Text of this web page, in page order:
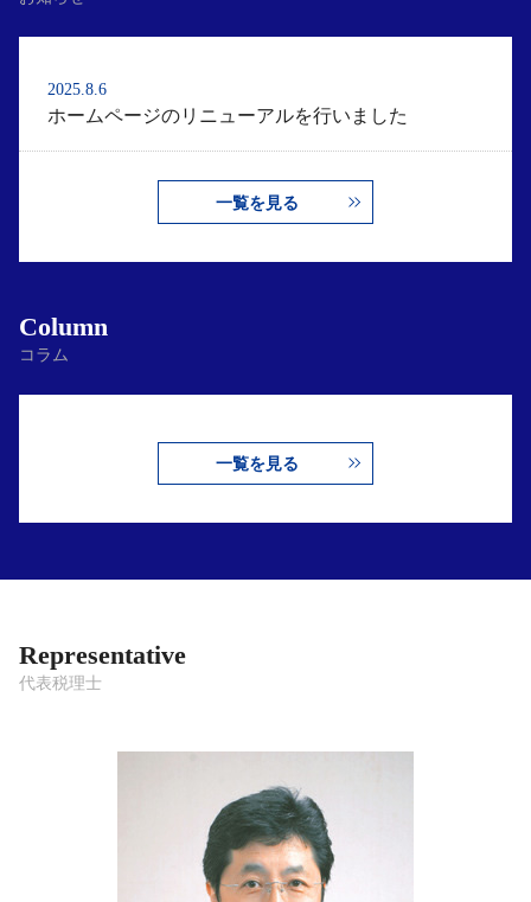
2025.8.6
ホームページのリニューアルを行いました
一覧を見る
Column
コラム
一覧を見る
Representative
代表税理士